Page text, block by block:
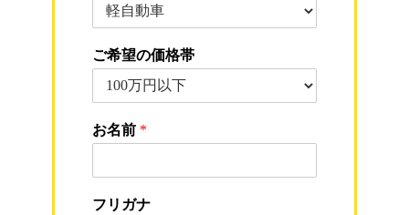
ご希望の価格帯
お名前 *
フリガナ